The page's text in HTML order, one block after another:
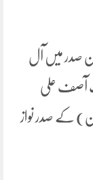
صدر میں آل
آصف علی
کے صدر نواز